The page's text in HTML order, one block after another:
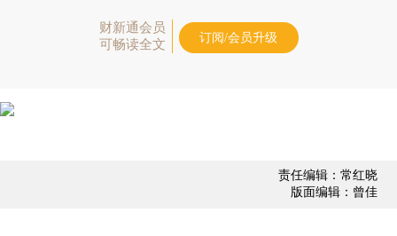
财新通会员
可畅读全文
订阅/会员升级
责任编辑：常红晓
版面编辑：曾佳